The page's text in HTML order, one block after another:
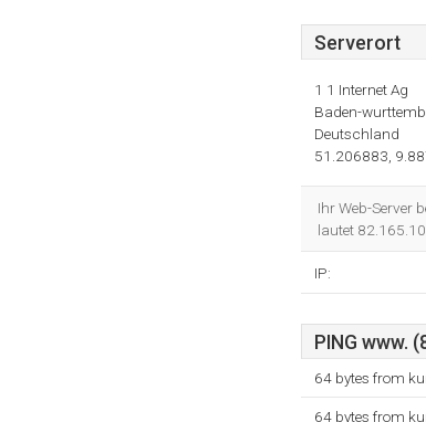
Serverort
1 1 Internet Ag
Baden-
Deutschland
51.206883,
Ihr Web-Server
lautet
IP:
PING www.
64 bytes from
64 bytes from